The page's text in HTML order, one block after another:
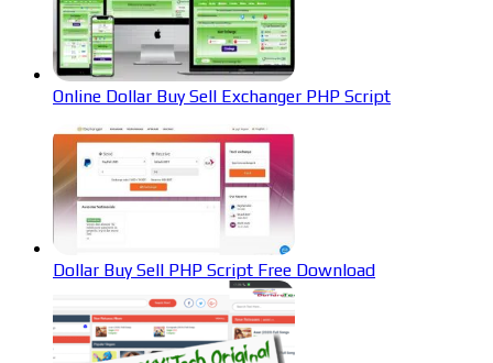
Online Dollar Buy Sell Exchanger PHP Script
Dollar Buy Sell PHP Script Free Download